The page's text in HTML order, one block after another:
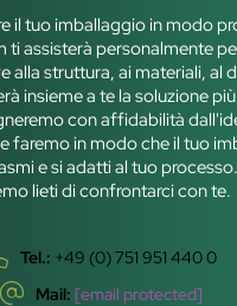
il tuo imballaggio in modo
ti assisterà personalmente
alla struttura, ai materiali, al
insieme a te la soluzione
con affidabilità
faremo in modo che il tuo
e si adatti al tuo
lieti di confrontarci con te.
Tel.: +49 (0) 751 951 440 0
Mail: [email protected]